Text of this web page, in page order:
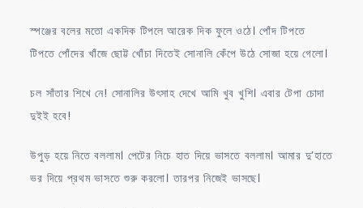
স্পঞ্জের বলের মতো একদিক টিপলে আরেক দিক ফুলে ওঠে। পোঁদ টিপতে
টিপতে পোঁদের খাঁজে ছোট্ট খোঁচা দিতেই সোনালি কেঁপে উঠে সোজা হয়ে গেলো।
চল সাঁতার শিখে নে! সোনালির উৎসাহ দেখে আমি খুব খুশি। এবার টেপা চোদা
দুইই হবে!
উপুড় হয়ে নিতে বললাম। পেটের নিচে হাত দিয়ে ভাসতে বললাম। আমার দু’হাতে
ভর দিয়ে প্রথম ভাসতে শুরু করলো। তারপর নিজেই ভাসছে।